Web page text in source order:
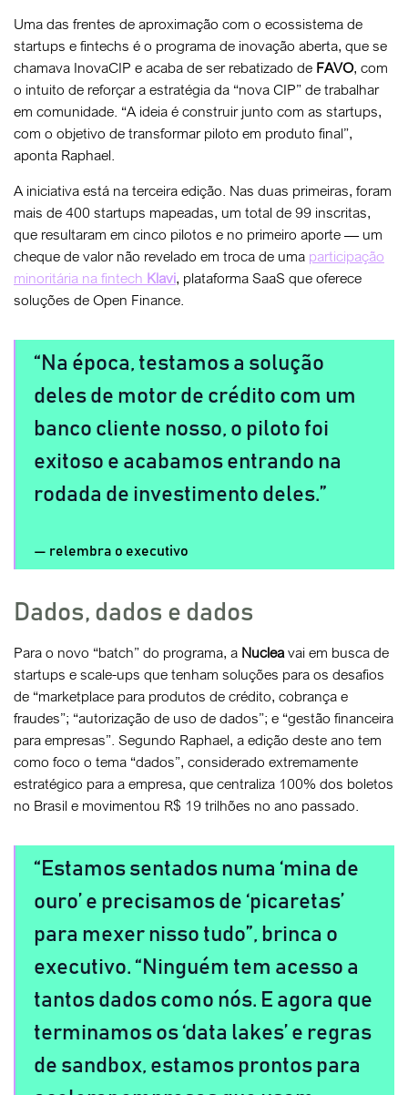
Uma das frentes de aproximação com o ecossistema de
startups e fintechs é o programa de inovação aberta, que se
chamava InovaCIP e acaba de ser rebatizado de FAVO, com
o intuito de reforçar a estratégia da “nova CIP” de trabalhar
em comunidade. “A ideia é construir junto com as startups,
com o objetivo de transformar piloto em produto final”,
aponta Raphael.
A iniciativa está na terceira edição. Nas duas primeiras, foram
mais de 400 startups mapeadas, um total de 99 inscritas,
que resultaram em cinco pilotos e no primeiro aporte — um
cheque de valor não revelado em troca de uma participação
minoritária na fintech Klavi, plataforma SaaS que oferece
soluções de Open Finance.
Na época, testamos a solução
deles de motor de crédito com um
banco cliente nosso, o piloto foi
exitoso e acabamos entrando na
rodada de investimento deles.
relembra o executivo
Dados, dados e dados
Para o novo “batch” do programa, a Nucleavai em busca de
startups e scale-ups que tenham soluções para os desafios
de “marketplace para produtos de crédito, cobrança e
fraudes”; “autorização de uso de dados”; e “gestão financeira
para empresas”. Segundo Raphael, a edição deste ano tem
como foco o tema “dados”, considerado extremamente
estratégico para a empresa, que centraliza 100% dos boletos
no Brasil e movimentou R$ 19 trilhões no ano passado.
Estamos sentados numa ‘mina de
ouro’ e precisamos de ‘picaretas’
para mexer nisso tudo”, brinca o
executivo. “Ninguém tem acesso a
tantos dados como nós. E agora que
terminamos os ‘data lakes’ e regras
de sandbox, estamos prontos para